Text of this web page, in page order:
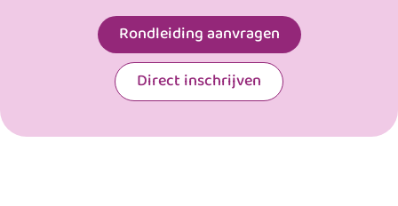
Rondleiding aanvragen
Direct inschrijven